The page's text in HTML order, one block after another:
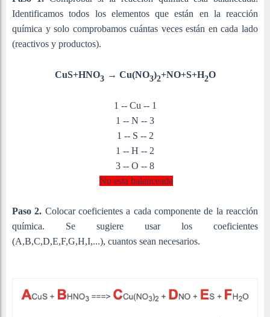
Identificamos todos los elementos que están en la reacción
química y solo comprobamos cuántas veces están en cada lado
(reactivos y productos).
CuS+HNO3 → Cu(NO3)2+NO+S+H2O
1 -- Cu -- 1
1 -- N -- 3
1 -- S -- 2
1 -- H -- 2
3 -- O -- 8
No esta balanceada
Paso 2. Colocar coeficientes a cada componente de la reacción
química. Se sugiere usar los coeficientes
(A,B,C,D,E,F,G,H,I,...), cuantos sean necesarios.